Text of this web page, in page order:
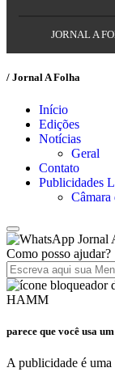
JORNAL A
/ Jornal A Folha
Início
Edições
Notícias
Geral
Contato
Publicidades
Câmara
Jornal
Como posso ajudar?
HAMM
parece que você usa
A publicidade é